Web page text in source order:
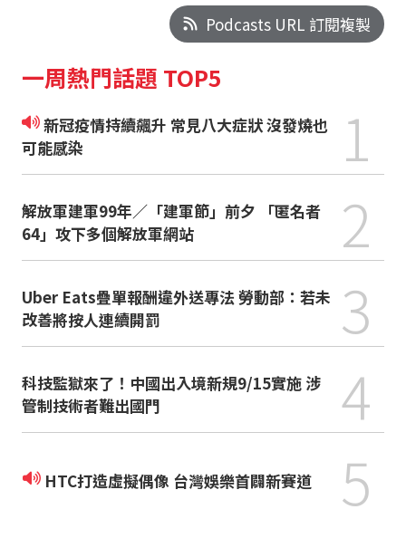
Podcasts URL 訂閱複製
一周熱門話題 TOP5
新冠疫情持續飆升 常見八大症狀 沒發燒也
可能感染
1
解放軍建軍99年／「建軍節」前夕 「匿名者
64」攻下多個解放軍網站
2
Uber Eats疊單報酬違外送專法 勞動部：若未
改善將按人連續開罰
3
科技監獄來了！中國出入境新規9/15實施 涉
管制技術者難出國門
4
HTC打造虛擬偶像 台灣娛樂首闢新賽道 5